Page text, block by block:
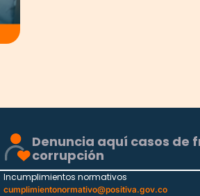
Denuncia aquí casos de
corrupción
Incumplimientos normativos
cumplimientonormativo@positiva.gov.co